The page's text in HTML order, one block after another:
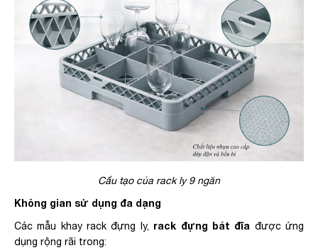
Cấu tạo của rack ly 9 ngăn
Không gian sử dụng đa dạng
Các mẫu khay rack đựng ly, rack đựng bát đĩa được ứng
dụng rộng rãi trong: